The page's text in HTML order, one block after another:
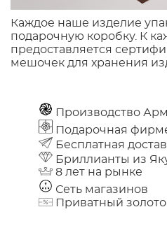
Каждое наше изделие
подарочную коробку. К
предоставляется
мешочек для хранения
Производство
Подарочная
Бесплатная
Бриллианты из
8 лет на рынке
Сеть магазинов
Приватный